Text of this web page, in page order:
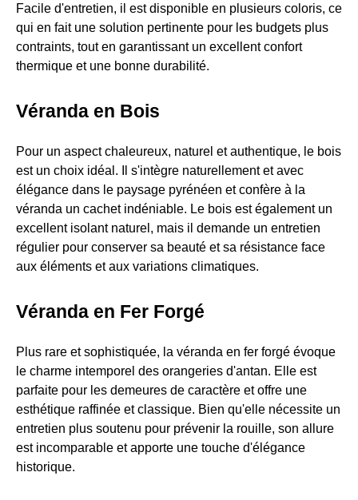
Facile d'entretien, il est disponible en plusieurs coloris, ce
qui en fait une solution pertinente pour les budgets plus
contraints, tout en garantissant un excellent confort
thermique et une bonne durabilité.
Véranda en Bois
Pour un aspect chaleureux, naturel et authentique, le bois
est un choix idéal. Il s'intègre naturellement et avec
élégance dans le paysage pyrénéen et confère à la
véranda un cachet indéniable. Le bois est également un
excellent isolant naturel, mais il demande un entretien
régulier pour conserver sa beauté et sa résistance face
aux éléments et aux variations climatiques.
Véranda en Fer Forgé
Plus rare et sophistiquée, la véranda en fer forgé évoque
le charme intemporel des orangeries d'antan. Elle est
parfaite pour les demeures de caractère et offre une
esthétique raffinée et classique. Bien qu'elle nécessite un
entretien plus soutenu pour prévenir la rouille, son allure
est incomparable et apporte une touche d'élégance
historique.